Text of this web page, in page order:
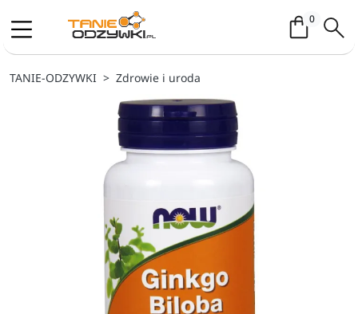
0Koszyk /
TANIE-ODZYWKI Zdrowie i uroda